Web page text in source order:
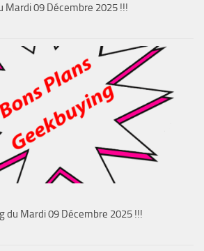
Mardi 09 Décembre 2025 !!!
du Mardi 09 Décembre 2025 !!!